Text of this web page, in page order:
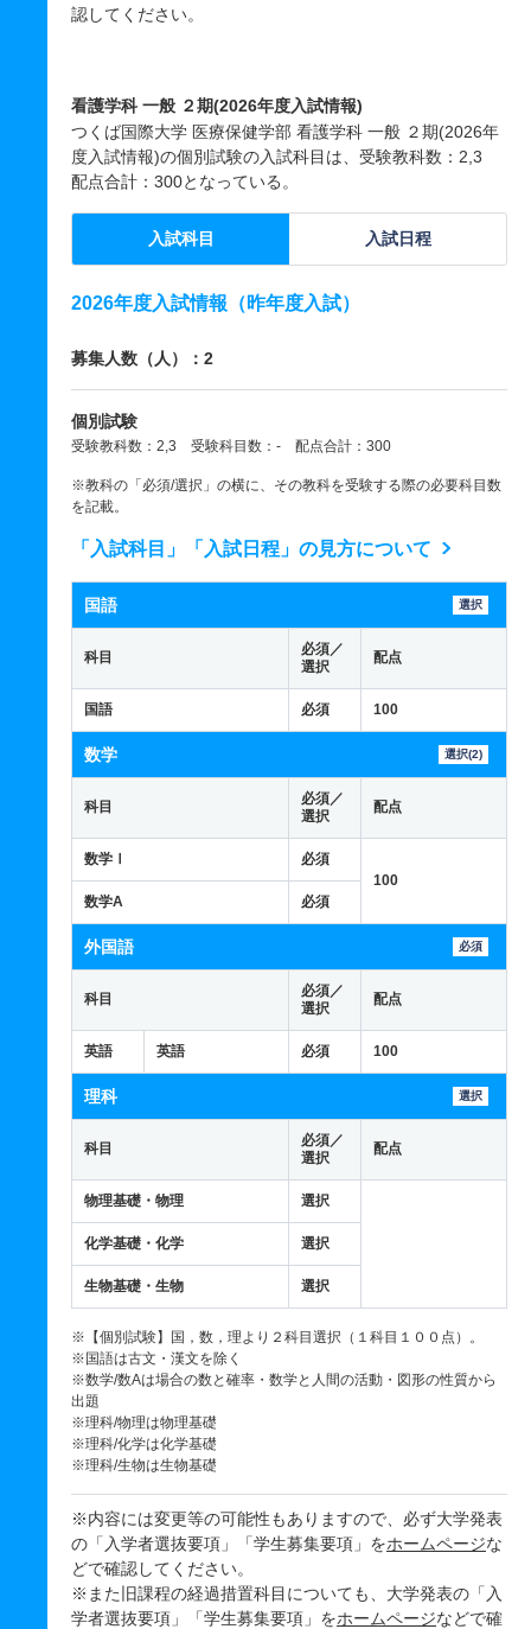
認してください。
看護学科 一般 ２期(2026年度入試情報)
つくば国際大学 医療保健学部 看護学科 一般 ２期(2026年
度入試情報)の個別試験の入試科目は、受験教科数：2,3
配点合計：300となっている。
入試科目 入試日程
2026年度入試情報（昨年度入試）
募集人数（人）：2
個別試験
受験教科数：2,3 受験科目数：- 配点合計：300
※教科の「必須/選択」の横に、その教科を受験する際の必要科目数
を記載。
「入試科目」「入試日程」の見方について
国語 選択
科目
必須／
選択
配点
国語 必須 100
数学 選択(2)
科目
必須／
選択
配点
数学Ⅰ
必須
100
数学A
必須
外国語 必須
科目
必須／
選択
配点
英語 英語 必須 100
理科 選択
科目
必須／
選択
配点
物理基礎・物理 選択
化学基礎・化学 選択
生物基礎・生物 選択
※【個別試験】国，数，理より２科目選択（１科目１００点）。
※国語は古文・漢文を除く
※数学/数Aは場合の数と確率・数学と人間の活動・図形の性質から
出題
※理科/物理は物理基礎
※理科/化学は化学基礎
※理科/生物は生物基礎
※内容には変更等の可能性もありますので、必ず大学発表
の「入学者選抜要項」「学生募集要項」をホームページな
どで確認してください。
※また旧課程の経過措置科目についても、大学発表の「入
学者選抜要項」「学生募集要項」をホームページなどで確